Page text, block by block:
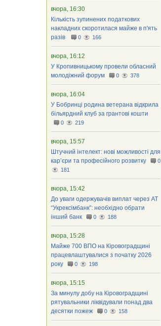
вчора, 16:30
Кількість зупинених податкових
накладних скоротилася майже в п'ять
разів
0 166
вчора, 16:12
У Кропивницькому провели обласний
молодіжний форум
0 378
вчора, 16:04
У Бобринці родина ветерана відкрила
більярдний клуб за грантові кошти
0 219
вчора, 15:57
Штучний інтелект: нові можливості для
кар’єри та професійного розвитку
0
181
вчора, 15:42
До уваги одержувачів виплат через АТ
“Укрексімбанк”: необхідно обрати
інший банк
0 188
вчора, 15:28
Майже 700 ВПО на Кіровоградщині
працевлаштувалися з початку 2026
року
0 198
вчора, 15:15
За минулу добу на Кіровоградщині
рятувальники ліквідували понад два
десятки пожеж
0 158